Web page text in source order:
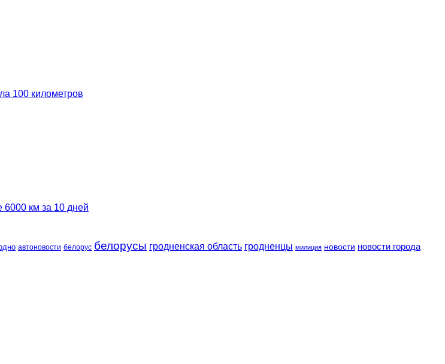
100 километров
6000 км за 10 дней
автоновости белорус белорусы гродненская область гродненцы милиция новости новости города